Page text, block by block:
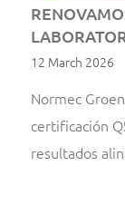
12 March 2026
Normec
certificación
resultados